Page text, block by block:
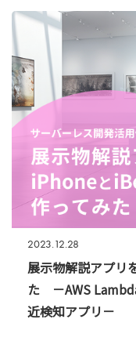
2023.12.28
展示物解説アプリ
た －AWS
近検知アプリ－